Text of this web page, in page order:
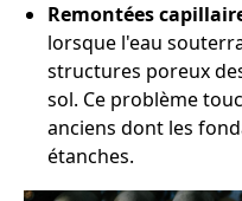
Remontées
lorsque l'eau
structures poreux
sol. Ce problème
anciens dont les
étanches.